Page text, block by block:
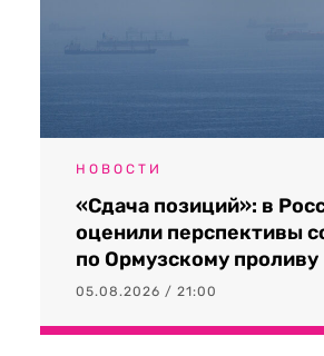
НОВОСТИ
«Сдача позиций»: в
оценили перспективы
по Ормузскому проливу
05.08.2026 / 21:00